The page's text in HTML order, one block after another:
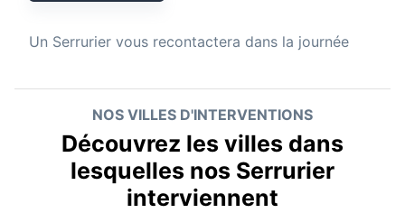
Un Serrurier vous recontactera dans la journée
NOS VILLES D'INTERVENTIONS
Découvrez les villes dans
lesquelles nos Serrurier
interviennent